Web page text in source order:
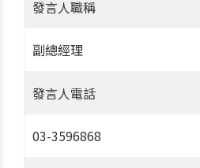
發言人職稱
副總經理
發言人電話
03-3596868